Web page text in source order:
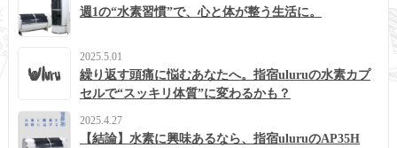
週1の“水素習慣”で、心と体が整う生活に。
2025.5.01
繰り返す頭痛に悩むあなたへ。指宿uluruの水素カプ
セルで“スッキリ体質”に変わるかも？
2025.4.27
【結論】水素に興味あるなら、指宿uluruのAP35H